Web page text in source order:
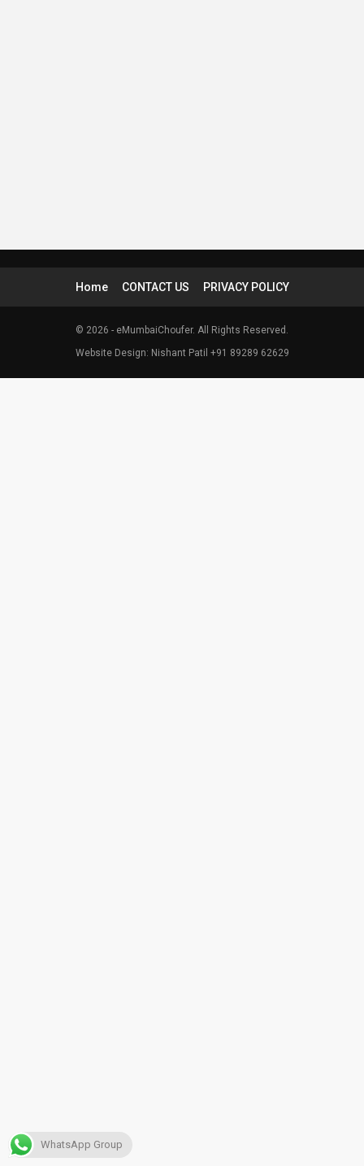
Home CONTACT US PRIVACY POLICY
© 2026 - eMumbaiChoufer. All Rights Reserved.
Website Design: Nishant Patil +91 89289 62629
WhatsApp Group